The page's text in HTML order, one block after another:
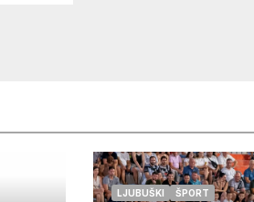
LJUBUŠKI ŠPORT